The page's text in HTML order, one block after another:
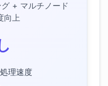
+ マルチノード
向上
理速度